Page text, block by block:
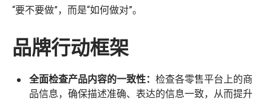
“要不要做”，而是“如何做对”。
品牌行动框架
全面检查产品内容的一致性： 检查各零售平台上的商
品信息，确保描述准确、表达的信息一致，从而提升